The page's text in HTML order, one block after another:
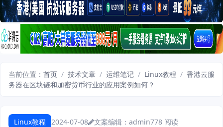
当前位置： 首页 / 技术文章 / 运维笔记 / Linux教程 / 香港云服
务器在区块链和加密货币行业的应用案例如何？
Linux教程 2024-07-08 文案编辑：admin778 阅读